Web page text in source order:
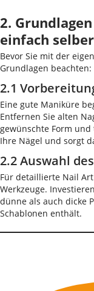
2.
einfach
Bevor Sie mit der
Grundlagen beachten:
2.1
Eine gute Maniküre
Entfernen Sie alten
gewünschte Form
Ihre Nägel und sorgt
2.2 Auswahl
Für detaillierte Nail
Werkzeuge.
dünne als auch dicke
Schablonen enthält.